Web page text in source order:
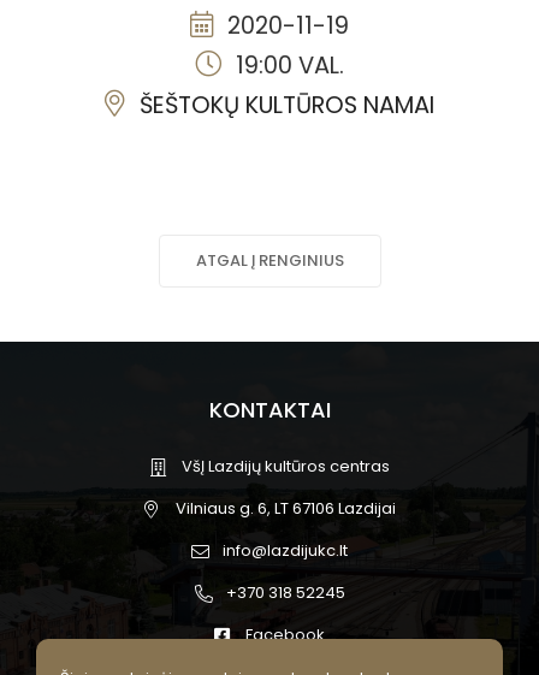
2020-11-19
19:00 VAL.
ŠEŠTOKŲ KULTŪROS NAMAI
ATGAL Į RENGINIUS
KONTAKTAI
VšĮ Lazdijų kultūros centras
Vilniaus g. 6, LT 67106 Lazdijai
info@lazdijukc.lt
+370 318 52245
Facebook